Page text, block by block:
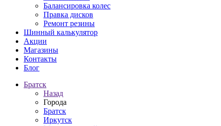
Балансировка колес
Правка дисков
Ремонт резины
Шинный калькулятор
Акции
Магазины
Контакты
Блог
Братск
Назад
Города
Братск
Иркутск